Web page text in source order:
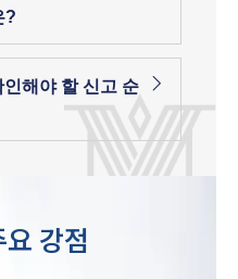
?
해야 할 신고 순
강점